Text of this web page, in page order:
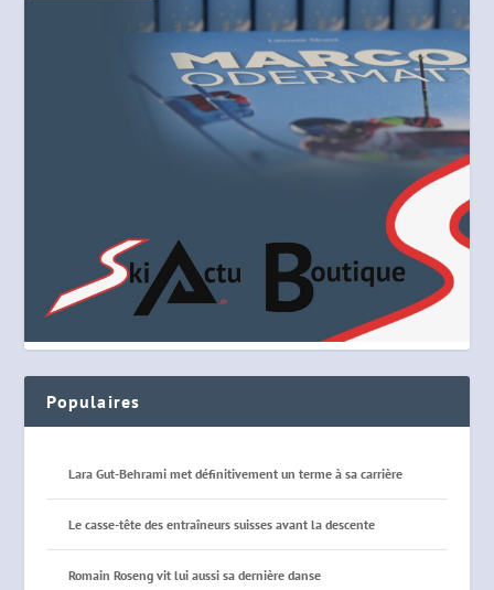
Populaires
Lara Gut-Behrami met définitivement un terme à sa carrière
Le casse-tête des entraîneurs suisses avant la descente
Romain Roseng vit lui aussi sa dernière danse